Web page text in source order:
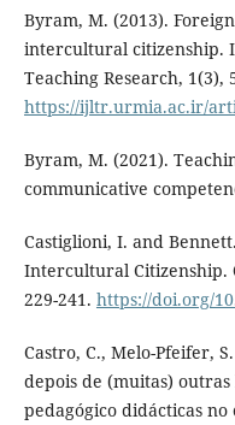
Byram, M. (2013).
intercultural citizenship.
Teaching Research, 1(3),
https://ijltr.urmia.ac.ir/
Byram, M. (2021).
communicative
Castiglioni, I. and
Intercultural Citizenship.
229-241. https://doi.org/
Castro, C., Melo-Pfeifer,
depois de (muitas)
pedagógico didácticas